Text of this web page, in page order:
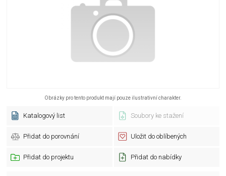
Obrázky pro tento produkt mají pouze ilustrativní charakter.
Katalogový list Soubory ke stažení
Přidat do porovnání Uložit do oblíbených
Přidat do projektu Přidat do nabídky